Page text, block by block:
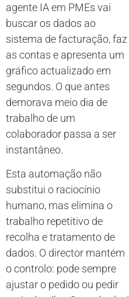
agente IA em PMEs vai
buscar os dados ao
sistema de facturação, faz
as contas e apresenta um
gráfico actualizado em
segundos. O que antes
demorava meio dia de
trabalho de um
colaborador passa a ser
instantâneo.
Esta automação não
substitui o raciocínio
humano, mas elimina o
trabalho repetitivo de
recolha e tratamento de
dados. O director mantém
o controlo: pode sempre
ajustar o pedido ou pedir